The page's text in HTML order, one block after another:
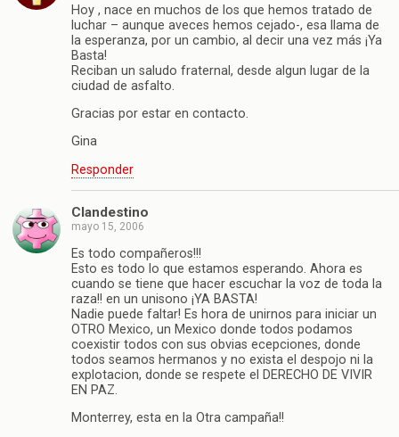
Hoy , nace en muchos de los que hemos tratado de
luchar – aunque aveces hemos cejado-, esa llama de
la esperanza, por un cambio, al decir una vez más ¡Ya
Basta!
Reciban un saludo fraternal, desde algun lugar de la
ciudad de asfalto.
Gracias por estar en contacto.
Gina
Responder
Clandestino
mayo 15, 2006
Es todo compañeros!!!
Esto es todo lo que estamos esperando. Ahora es
cuando se tiene que hacer escuchar la voz de toda la
raza!! en un unisono ¡YA BASTA!
Nadie puede faltar! Es hora de unirnos para iniciar un
OTRO Mexico, un Mexico donde todos podamos
coexistir todos con sus obvias ecepciones, donde
todos seamos hermanos y no exista el despojo ni la
explotacion, donde se respete el DERECHO DE VIVIR
EN PAZ.
Monterrey, esta en la Otra campaña!!